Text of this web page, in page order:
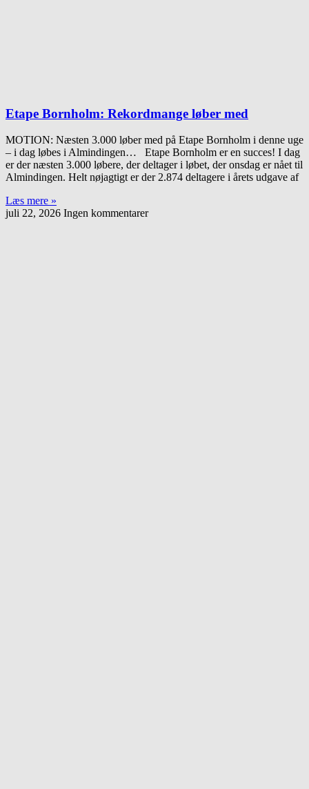
Etape Bornholm: Rekordmange løber med
MOTION: Næsten 3.000 løber med på Etape Bornholm i denne uge
– i dag løbes i Almindingen… Etape Bornholm er en succes! I dag
er der næsten 3.000 løbere, der deltager i løbet, der onsdag er nået til
Almindingen. Helt nøjagtigt er der 2.874 deltagere i årets udgave af
Læs mere »
juli 22, 2026 Ingen kommentarer